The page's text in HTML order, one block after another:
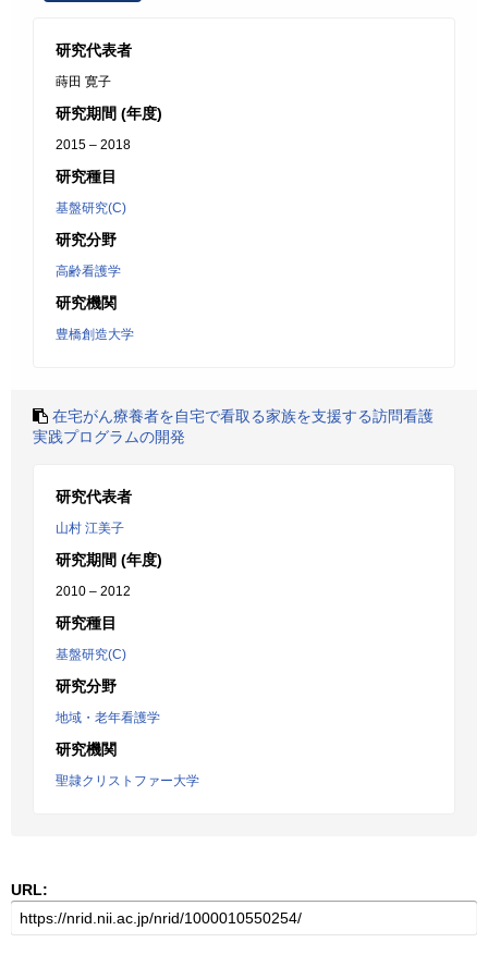
研究代表者
蒔田 寛子
研究期間 (年度)
2015 – 2018
研究種目
基盤研究(C)
研究分野
高齢看護学
研究機関
豊橋創造大学
在宅がん療養者を自宅で看取る家族を支援する訪問看護
実践プログラムの開発
研究代表者
山村 江美子
研究期間 (年度)
2010 – 2012
研究種目
基盤研究(C)
研究分野
地域・老年看護学
研究機関
聖隷クリストファー大学
URL: